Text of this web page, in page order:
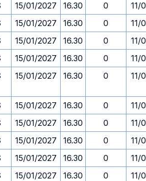
15/01/2027 16.30 0
11/
15/01/2027 16.30 0
11/
15/01/2027 16.30 0
11/
15/01/2027 16.30 0
11/
15/01/2027 16.30 0 11/
15/01/2027 16.30 0
11/
15/01/2027 16.30 0
11/
15/01/2027 16.30 0
11/
15/01/2027 16.30 0
11/
15/01/2027 16.30 0
11/